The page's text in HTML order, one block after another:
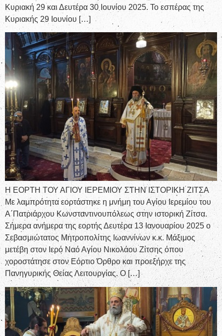
Κυριακή 29 και Δευτέρα 30 Ιουνίου 2025. Το εσπέρας της
Κυριακής 29 Ιουνίου […]
Η ΕΟΡΤΗ ΤΟΥ ΑΓΙΟΥ ΙΕΡΕΜΙΟΥ ΣΤΗΝ ΙΣΤΟΡΙΚΗ ΖΙΤΣΑ
Με λαμπρότητα εορτάστηκε η μνήμη του Αγίου Ιερεμίου του
Α΄Πατριάρχου Κωνσταντινουπόλεως στην ιστορική Ζίτσα.
Σήμερα ανήμερα της εορτής Δευτέρα 13 Ιανουαρίου 2025 ο
Σεβασμιώτατος Μητροπολίτης Ιωαννίνων κ.κ. Μάξιμος
μετέβη στον Ιερό Ναό Αγίου Νικολάου Ζίτσης όπου
χοροστάτησε στον Εόρτιο Όρθρο και προεξήρχε της
Πανηγυρικής Θείας Λειτουργίας. Ο […]